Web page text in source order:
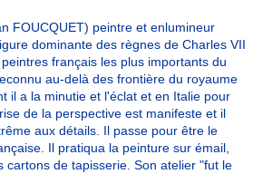
FOUCQUET) peintre et enlumineur
dominante des règnes de Charles VII
français les plus importants du
au-delà des frontière du royaume
il a la minutie et l'éclat et en Italie pour
de la perspective est manifeste et il
aux détails. Il passe pour être le
Il pratiqua la peinture sur émail,
cartons de tapisserie. Son atelier "fut le